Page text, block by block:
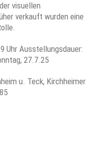
visuellen
verkauft wurden eine
Uhr Ausstellungsdauer:
27.7.25
u. Teck, Kirchheimer